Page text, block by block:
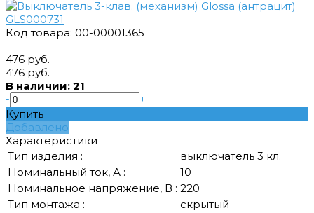
Код товара: 00-00001365
476 руб.
476 руб.
В наличии: 21
-
+
Купить
Добавлено
Характеристики
Тип изделия :
выключатель 3 кл.
Номинальный ток, А :
10
Номинальное напряжение, В : 220
Тип монтажа :
скрытый